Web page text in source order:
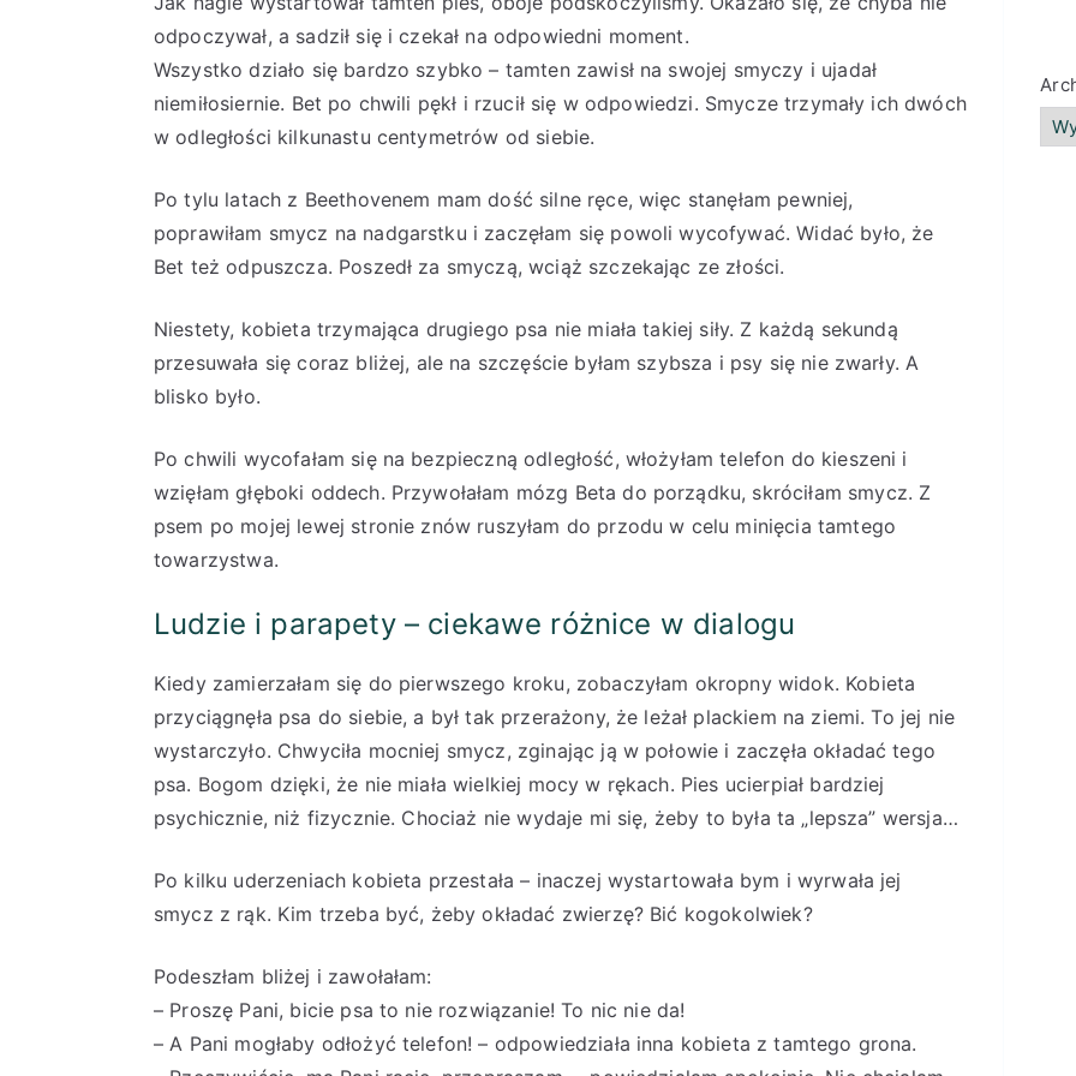
odpoczywał, a sadził się i czekał na odpowiedni moment.
Wszystko działo się bardzo szybko – tamten zawisł na swojej smyczy i ujadał
niemiłosiernie. Bet po chwili pękł i rzucił się w odpowiedzi. Smycze trzymały ich dwóch
w odległości kilkunastu centymetrów od siebie.
Po tylu latach z Beethovenem mam dość silne ręce, więc stanęłam pewniej,
poprawiłam smycz na nadgarstku i zaczęłam się powoli wycofywać. Widać było, że
Bet też odpuszcza. Poszedł za smyczą, wciąż szczekając ze złości.
Niestety, kobieta trzymająca drugiego psa nie miała takiej siły. Z każdą sekundą
przesuwała się coraz bliżej, ale na szczęście byłam szybsza i psy się nie zwarły. A
blisko było.
Po chwili wycofałam się na bezpieczną odległość, włożyłam telefon do kieszeni i
wzięłam głęboki oddech. Przywołałam mózg Beta do porządku, skróciłam smycz. Z
psem po mojej lewej stronie znów ruszyłam do przodu w celu minięcia tamtego
towarzystwa.
Ludzie i parapety – ciekawe różnice w dialogu
Kiedy zamierzałam się do pierwszego kroku, zobaczyłam okropny widok. Kobieta
przyciągnęła psa do siebie, a był tak przerażony, że leżał plackiem na ziemi. To jej nie
wystarczyło. Chwyciła mocniej smycz, zginając ją w połowie i zaczęła okładać tego
psa. Bogom dzięki, że nie miała wielkiej mocy w rękach. Pies ucierpiał bardziej
psychicznie, niż fizycznie. Chociaż nie wydaje mi się, żeby to była ta „lepsza” wersja…
Po kilku uderzeniach kobieta przestała – inaczej wystartowała bym i wyrwała jej
smycz z rąk. Kim trzeba być, żeby okładać zwierzę? Bić kogokolwiek?
Podeszłam bliżej i zawołałam:
– Proszę Pani, bicie psa to nie rozwiązanie! To nic nie da!
– A Pani mogłaby odłożyć telefon! – odpowiedziała inna kobieta z tamtego grona.